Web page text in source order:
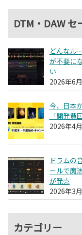
DTM・DAW セ
どんなル
が不要に
い
2026年6
今、日本
「開発費
2026年4
ドラムの
ールで魔
が発売
2026年3
カテゴリー